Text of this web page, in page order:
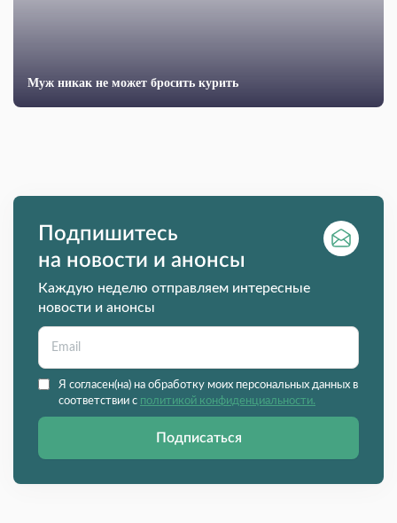
Муж никак не может бросить курить
Подпишитесь
на новости и анонсы
Каждую неделю отправляем интересные
новости и анонсы
Я согласен(на) на обработку моих персональных данных в
соответствии с политикой конфиденциальности.
Подписаться